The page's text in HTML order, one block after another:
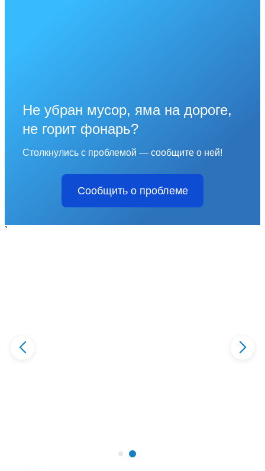
Не убран мусор, яма на дороге,
не горит фонарь?
Столкнулись с проблемой — сообщите о ней!
Сообщить о проблеме
`